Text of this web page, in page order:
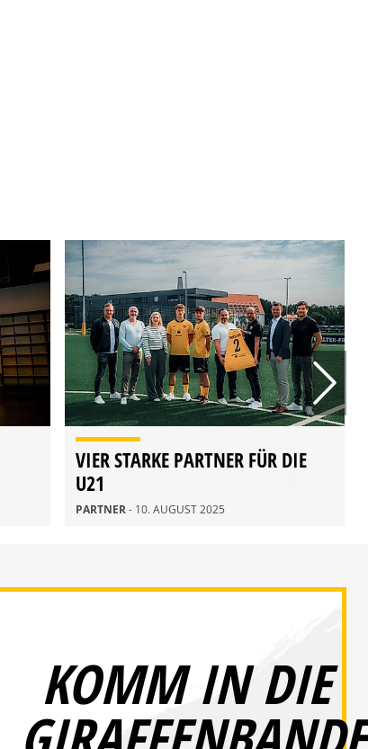
VIER STARKE PARTNER FÜR DIE
U21
PARTNER- 10. AUGUST 2025
KOMM IN DIE